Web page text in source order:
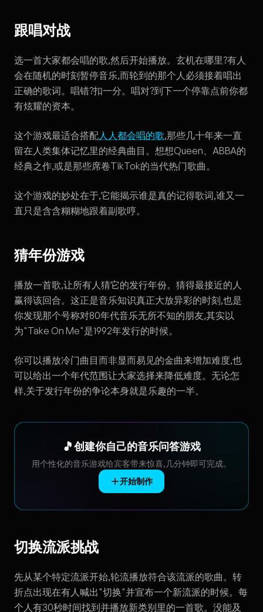
跟唱对战
选一首大家都会唱的歌,然后开始播放。玄机在哪里?有人
会在随机的时刻暂停音乐,而轮到的那个人必须接着唱出
正确的歌词。唱错?扣一分。唱对?到下一个停靠点前你都
有炫耀的资本。
这个游戏最适合搭配人人都会唱的歌,那些几十年来一直
留在人类集体记忆里的经典曲目。想想Queen、ABBA的
经典之作,或是那些席卷TikTok的当代热门歌曲。
这个游戏的妙处在于,它能揭示谁是真的记得歌词,谁又一
直只是含含糊糊地跟着副歌哼。
猜年份游戏
播放一首歌,让所有人猜它的发行年份。猜得最接近的人
赢得该回合。这正是音乐知识真正大放异彩的时刻,也是
你发现那个号称对80年代音乐无所不知的朋友,其实以
为"Take On Me"是1992年发行的时候。
你可以播放冷门曲目而非显而易见的金曲来增加难度,也
可以给出一个年代范围让大家选择来降低难度。无论怎
样,关于发行年份的争论本身就是乐趣的一半。
🎵创建你自己的音乐问答游戏
用个性化的音乐游戏给宾客带来惊喜,几分钟即可完成。
开始制作
切换流派挑战
先从某个特定流派开始,轮流播放符合该流派的歌曲。转
折点出现在有人喊出"切换"并宣布一个新流派的时候。每
个人有30秒时间找到并播放新类别里的一首歌。没能及